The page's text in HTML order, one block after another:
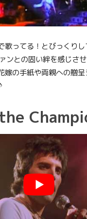
歌ってる！とびっくりし
ンとの固い絆を感じさせ
嫁の手紙や両親への贈